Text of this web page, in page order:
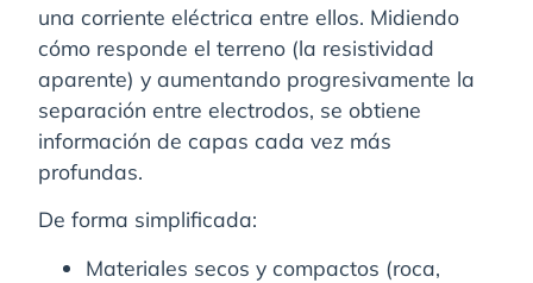
una corriente eléctrica entre ellos. Midiendo
cómo responde el terreno (la resistividad
aparente) y aumentando progresivamente la
separación entre electrodos, se obtiene
información de capas cada vez más
profundas.
De forma simplificada:
Materiales secos y compactos (roca,